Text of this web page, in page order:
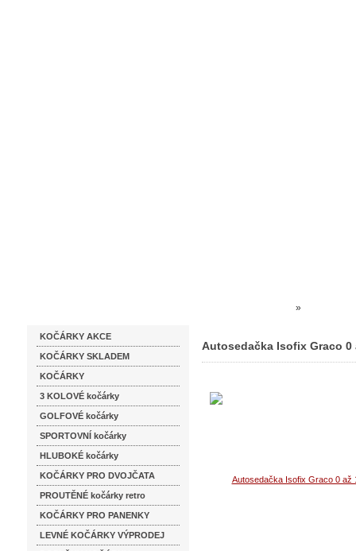
KOČÁRKY AKCE
KOČÁRKY SKLADEM
KOČÁRKY
3 KOLOVÉ kočárky
GOLFOVÉ kočárky
SPORTOVNÍ kočárky
HLUBOKÉ kočárky
KOČÁRKY PRO DVOJČATA
PROUTĚNÉ kočárky retro
KOČÁRKY PRO PANENKY
LEVNÉ KOČÁRKY VÝPRODEJ
»
Autosedačka Isofix Graco 0
Autosedačka Isofix Graco 0